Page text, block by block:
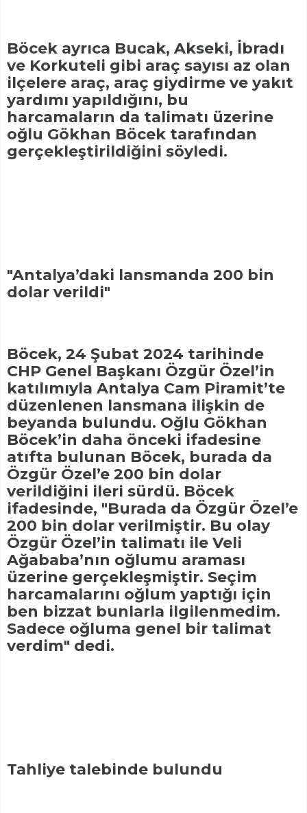
Böcek ayrıca Bucak, Akseki, İbradı
ve Korkuteli gibi araç sayısı az olan
ilçelere araç, araç giydirme ve yakıt
yardımı yapıldığını, bu
harcamaların da talimatı üzerine
oğlu Gökhan Böcek tarafından
gerçekleştirildiğini söyledi.
"Antalya’daki lansmanda 200 bin
dolar verildi"
Böcek, 24 Şubat 2024 tarihinde
CHP Genel Başkanı Özgür Özel’in
katılımıyla Antalya Cam Piramit’te
düzenlenen lansmana ilişkin de
beyanda bulundu. Oğlu Gökhan
Böcek’in daha önceki ifadesine
atıfta bulunan Böcek, burada da
Özgür Özel’e 200 bin dolar
verildiğini ileri sürdü. Böcek
ifadesinde, "Burada da Özgür Özel’e
200 bin dolar verilmiştir. Bu olay
Özgür Özel’in talimatı ile Veli
Ağababa’nın oğlumu araması
üzerine gerçekleşmiştir. Seçim
harcamalarını oğlum yaptığı için
ben bizzat bunlarla ilgilenmedim.
Sadece oğluma genel bir talimat
verdim" dedi.
Tahliye talebinde bulundu